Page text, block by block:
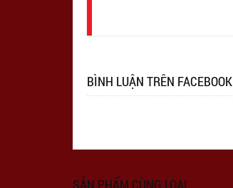
BÌNH LUẬN TRÊN FACEBOOK
SẢN PHẨM CÙNG LOẠI